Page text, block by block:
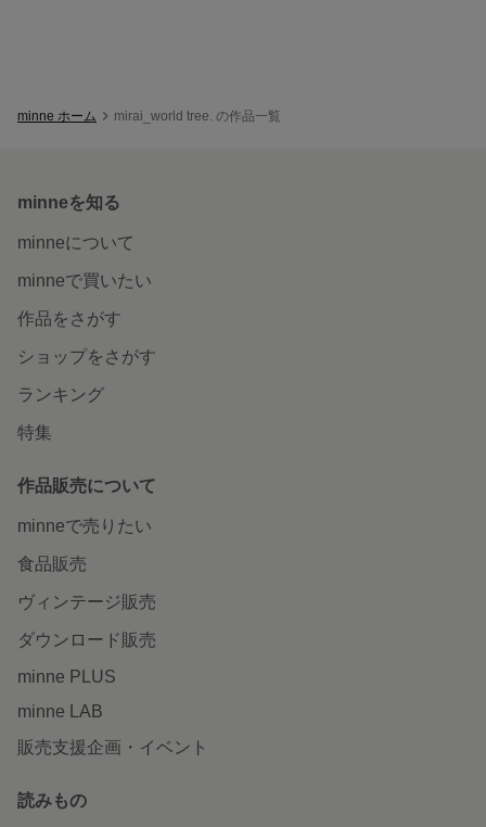
minne ホーム mirai_world tree. の作品一覧
minneを知る
minneについて
minneで買いたい
作品をさがす
ショップをさがす
ランキング
特集
作品販売について
minneで売りたい
食品販売
ヴィンテージ販売
ダウンロード販売
minne PLUS
minne LAB
販売支援企画・イベント
読みもの